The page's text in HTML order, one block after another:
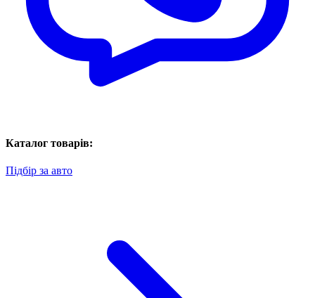
Каталог товарів:
Підбір за авто